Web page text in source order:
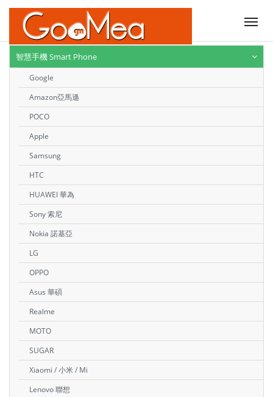
智慧手機 Smart Phone
Google
Amazon亞馬遜
POCO
Apple
Samsung
HTC
HUAWEI 華為
Sony 索尼
Nokia 諾基亞
LG
OPPO
Asus 華碩
Realme
MOTO
SUGAR
Xiaomi / 小米 / Mi
Lenovo 聯想